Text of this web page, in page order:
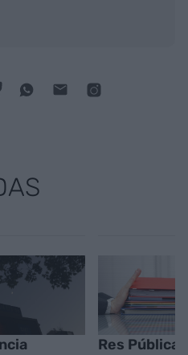
Res Pública